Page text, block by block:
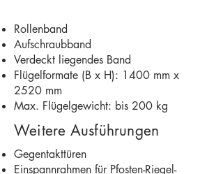
Rollenband
Aufschraubband
Verdeckt liegendes Band
Flügelformate (B x H): 1400 mm x
2520 mm
Max. Flügelgewicht: bis 200 kg
Weitere Ausführungen
Gegentakttüren
Einspannrahmen für Pfosten-Riegel-